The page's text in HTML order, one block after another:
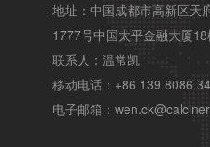
地址：中国成都市高新区天
1777号中国太平金融大厦18
联系人：温常凯
移动电话：+86 139 8086
电子邮箱：